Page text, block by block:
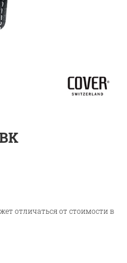
отличаться от стоимости в